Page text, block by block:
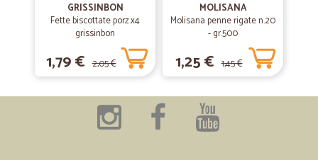
GRISSINBON
Fette biscottate porz.x4
grissinbon
1,79 € 2,05 €
MOLISANA
Molisana penne rigate n.20
- gr.500
1,25 € 1,45 €